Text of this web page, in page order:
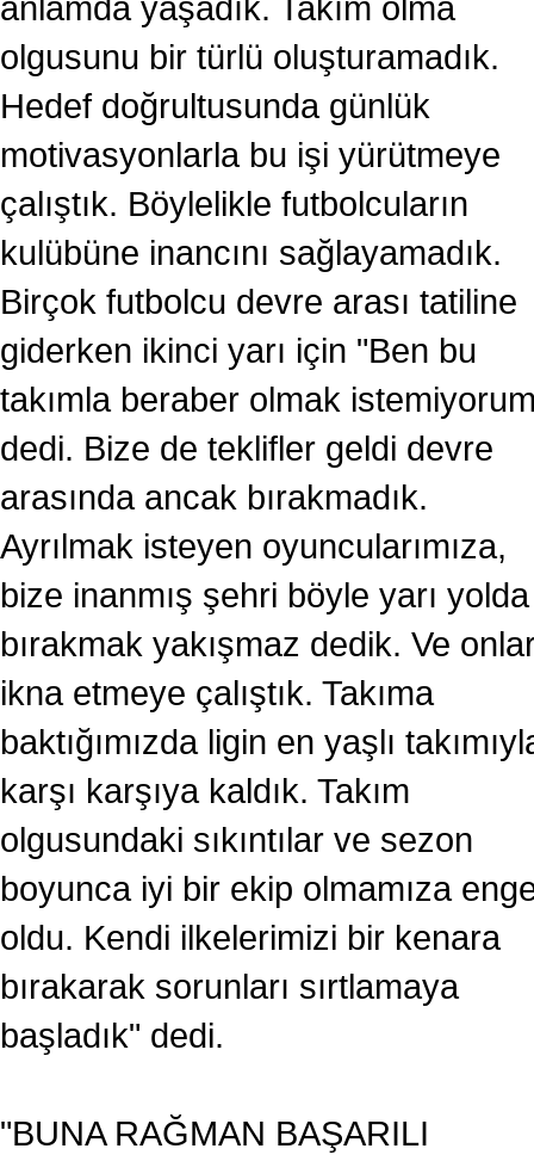
olgusunu bir türlü oluşturamadık.
Hedef doğrultusunda günlük
motivasyonlarla bu işi yürütmeye
çalıştık. Böylelikle futbolcuların
kulübüne inancını sağlayamadık.
Birçok futbolcu devre arası tatiline
giderken ikinci yarı için "Ben bu
takımla beraber olmak
dedi. Bize de teklifler geldi devre
arasında ancak bırakmadık.
Ayrılmak isteyen oyuncularımıza,
bize inanmış şehri böyle yarı yolda
bırakmak yakışmaz dedik. Ve
ikna etmeye çalıştık. Takıma
baktığımızda ligin en yaşlı
karşı karşıya kaldık. Takım
olgusundaki sıkıntılar ve sezon
boyunca iyi bir ekip olmamıza
oldu. Kendi ilkelerimizi bir kenara
bırakarak sorunları sırtlamaya
başladık" dedi.
"BUNA RAĞMAN BAŞARILI